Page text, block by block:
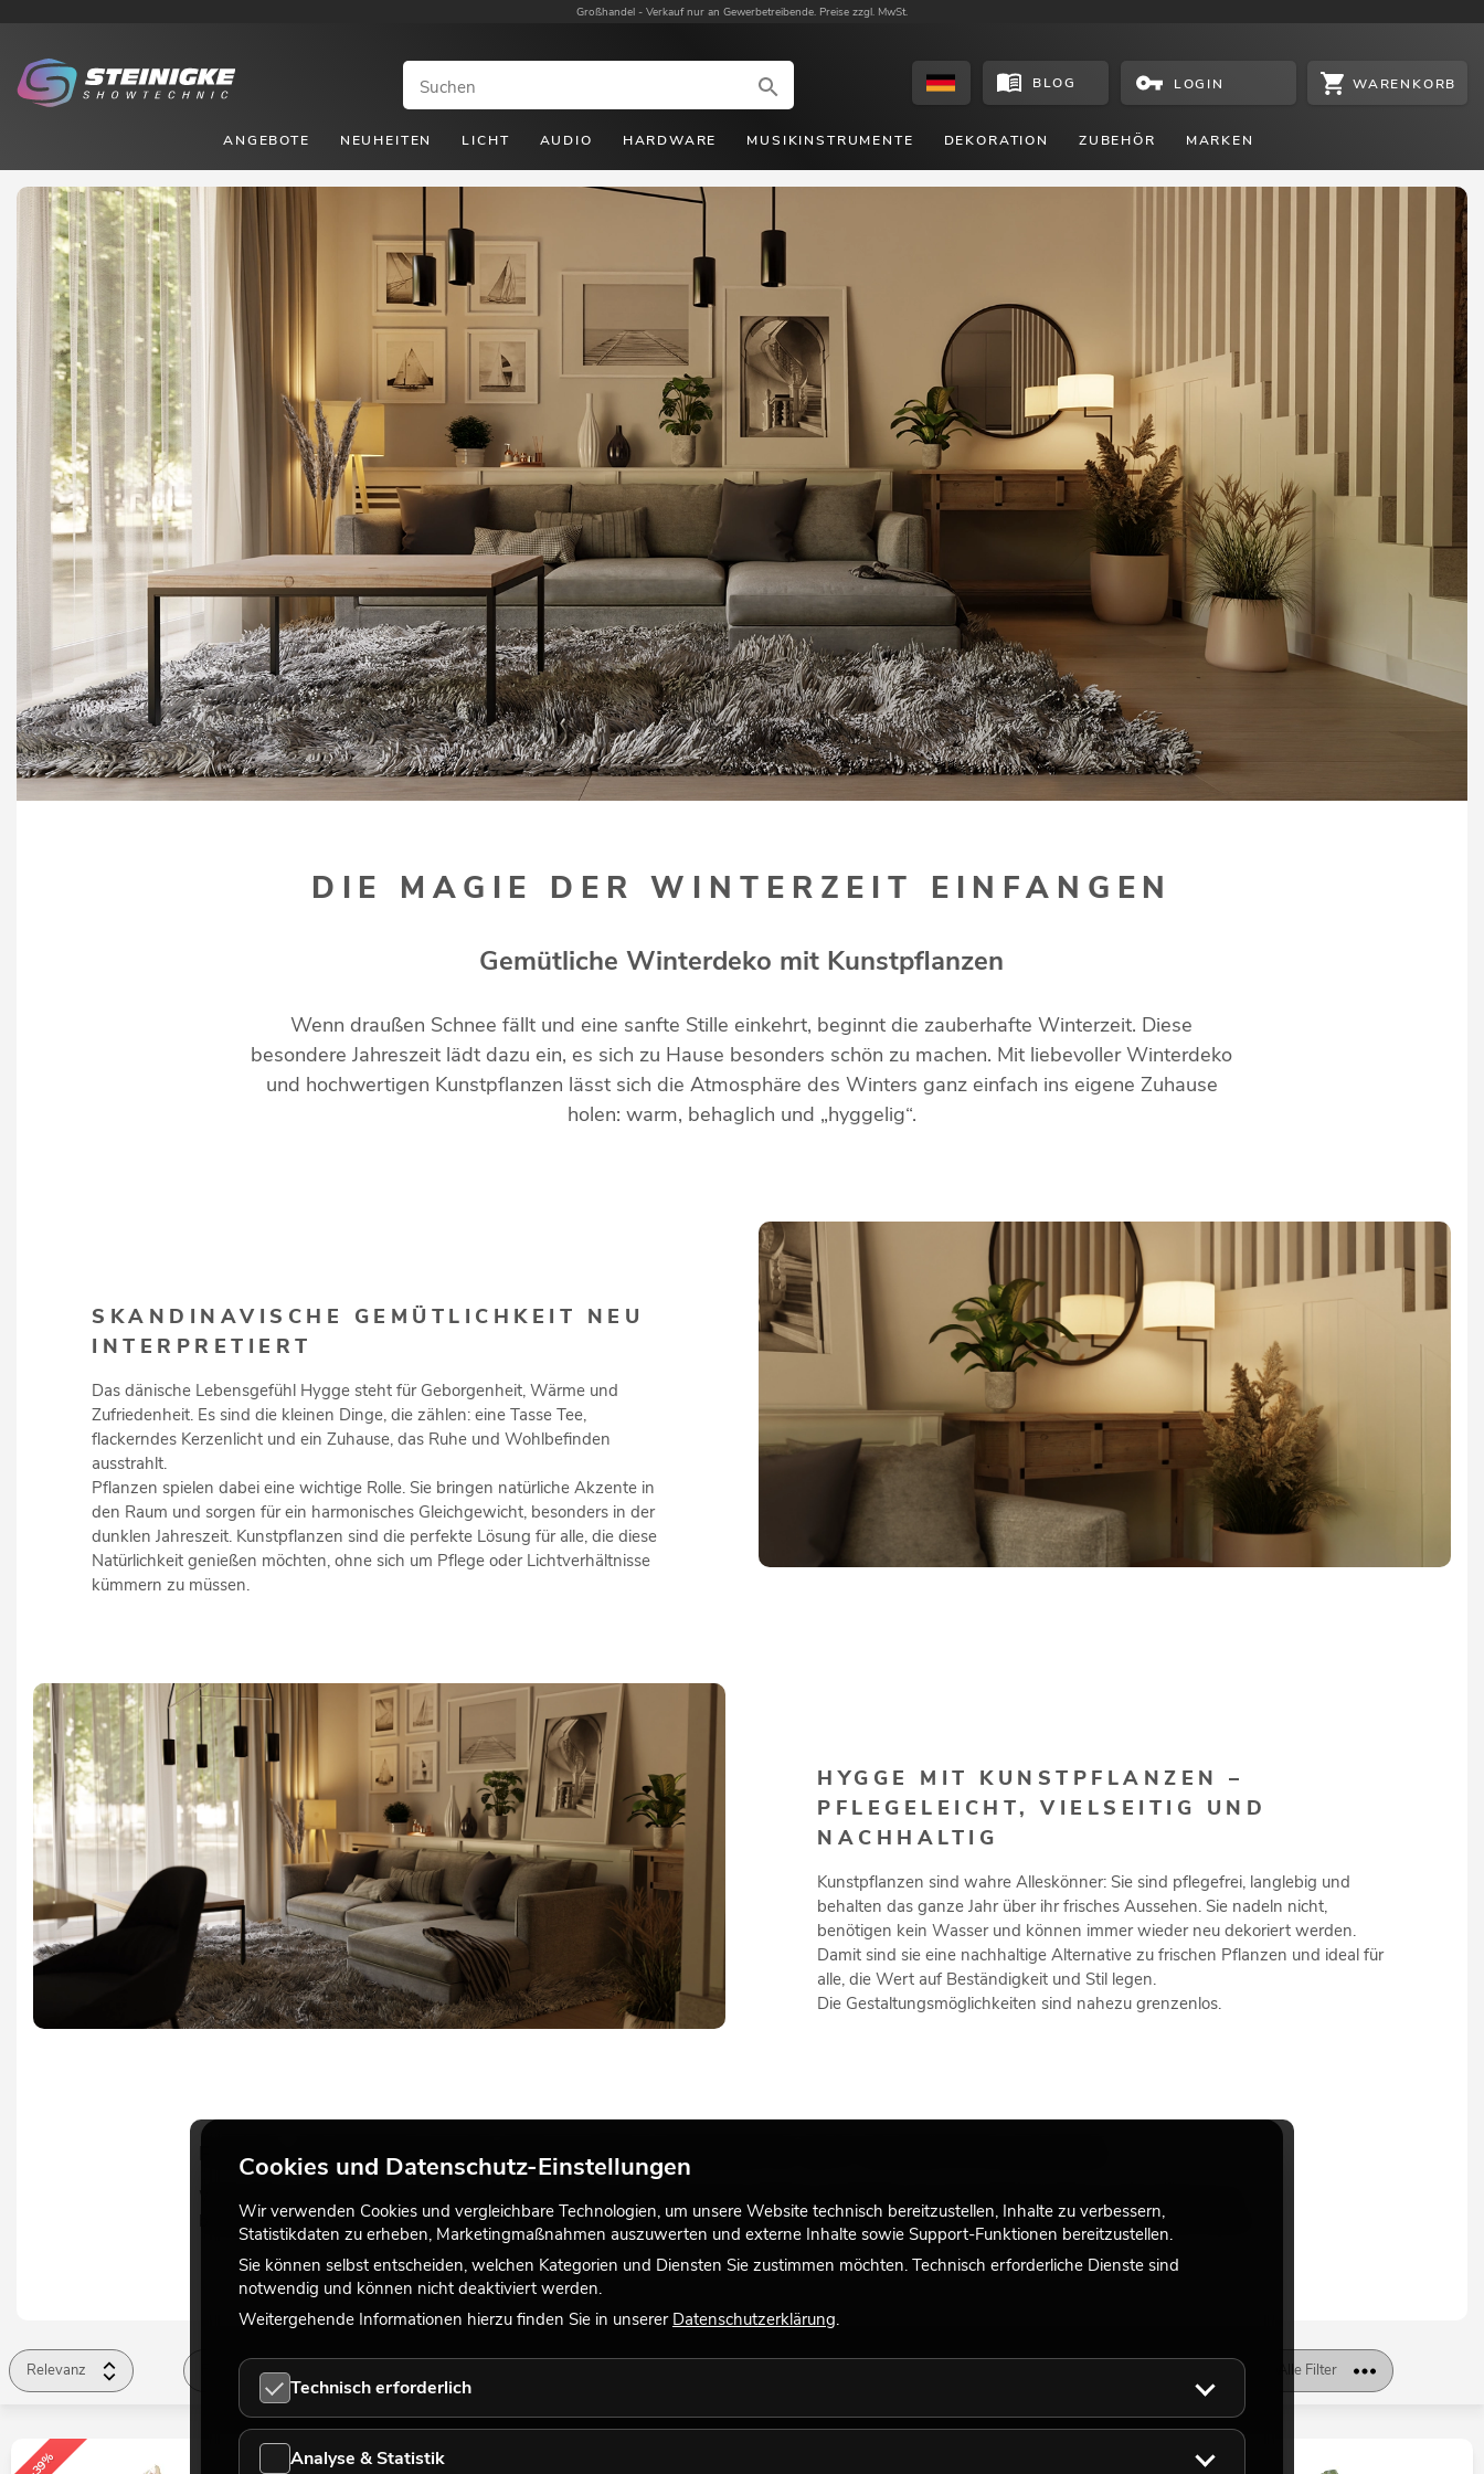
Großhandel - Verkauf nur an Gewerbetreibende. Preise zzgl. MwSt.
BLOG LOGIN WARENKORB
ANGEBOTE NEUHEITEN LICHT AUDIO HARDWARE MUSIKINSTRUMENTE DEKORATION ZUBEHÖR MARKEN
DIE MAGIE DER WINTERZEIT EINFANGEN
Gemütliche Winterdeko mit Kunstpflanzen
Wenn draußen Schnee fällt und eine sanfte Stille einkehrt, beginnt die zauberhafte Winterzeit. Diese
besondere Jahreszeit lädt dazu ein, es sich zu Hause besonders schön zu machen. Mit liebevoller Winterdeko
und hochwertigen Kunstpflanzen lässt sich die Atmosphäre des Winters ganz einfach ins eigene Zuhause
holen: warm, behaglich und „hyggelig“.
SKANDINAVISCHE GEMÜTLICHKEIT NEU
INTERPRETIERT
Das dänische Lebensgefühl Hygge steht für Geborgenheit, Wärme und
Zufriedenheit. Es sind die kleinen Dinge, die zählen: eine Tasse Tee,
flackerndes Kerzenlicht und ein Zuhause, das Ruhe und Wohlbefinden
ausstrahlt.
Pflanzen spielen dabei eine wichtige Rolle. Sie bringen natürliche Akzente in
den Raum und sorgen für ein harmonisches Gleichgewicht, besonders in der
dunklen Jahreszeit. Kunstpflanzen sind die perfekte Lösung für alle, die diese
Natürlichkeit genießen möchten, ohne sich um Pflege oder Lichtverhältnisse
kümmern zu müssen.
HYGGE MIT KUNSTPFLANZEN –
PFLEGELEICHT, VIELSEITIG UND
NACHHALTIG
Kunstpflanzen sind wahre Alleskönner: Sie sind pflegefrei, langlebig und
behalten das ganze Jahr über ihr frisches Aussehen. Sie nadeln nicht,
benötigen kein Wasser und können immer wieder neu dekoriert werden.
Damit sind sie eine nachhaltige Alternative zu frischen Pflanzen und ideal für
alle, die Wert auf Beständigkeit und Stil legen.
Die Gestaltungsmöglichkeiten sind nahezu grenzenlos.
FAZIT: WINTERLICHE WOHLFÜHLMOMENTE MIT KUNSTPFLANZEN
Winterdeko mit Kunstpflanzen ist die ideale Möglichkeit, die Schönheit des Winters auf stilvolle und unkomplizierte Weise in dein Zuhause zu
bringen. Sie vereinen Natürlichkeit mit Langlebigkeit und schaffen ein stimmungsvolles Ambiente, das die kalte Jahreszeit noch schöner macht.
Relevanz Alle Filter
Material Blüten Kategorie Gesamtanschlusswert Durchmesser Preis Verfügbarkeit
-39%
Cookies und Datenschutz-Einstellungen
Wir verwenden Cookies und vergleichbare Technologien, um unsere Website technisch bereitzustellen, Inhalte zu verbessern,
Statistikdaten zu erheben, Marketingmaßnahmen auszuwerten und externe Inhalte sowie Support-Funktionen bereitzustellen.
Sie können selbst entscheiden, welchen Kategorien und Diensten Sie zustimmen möchten. Technisch erforderliche Dienste sind
notwendig und können nicht deaktiviert werden.
Weitergehende Informationen hierzu finden Sie in unserer Datenschutzerklärung.
Technisch erforderlich
Analyse & Statistik